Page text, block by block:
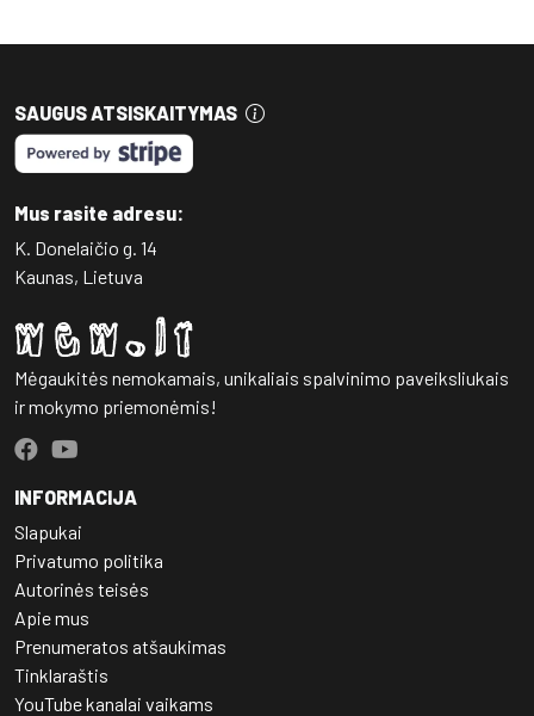
SAUGUS ATSISKAITYMAS
Mus rasite adresu:
K. Donelaičio g. 14
Kaunas, Lietuva
Mėgaukitės nemokamais, unikaliais spalvinimo paveiksliukais
ir mokymo priemonėmis!
INFORMACIJA
Slapukai
Privatumo politika
Autorinės teisės
Apie mus
Prenumeratos atšaukimas
Tinklaraštis
YouTube kanalai vaikams